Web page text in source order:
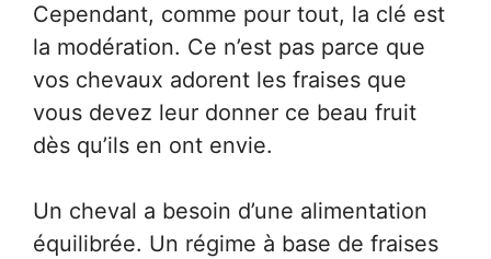
Cependant, comme pour tout, la clé est
la modération. Ce n’est pas parce que
vos chevaux adorent les fraises que
vous devez leur donner ce beau fruit
dès qu’ils en ont envie.
Un cheval a besoin d’une alimentation
équilibrée. Un régime à base de fraises